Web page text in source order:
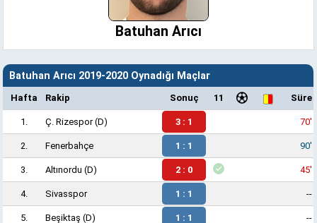
Batuhan Arıcı
Batuhan Arıcı 2019-2020 Oynadığı Maçlar
Hafta Rakip Sonuç 11 Süre
1. Ç. Rizespor(D) 3 : 1 70'
2. Fenerbahçe 1 : 1 90'
3. Altınordu (D) 2 : 0 45'
4. Sivasspor 1 : 1 --
5. Beşiktaş (D) 1 : 1 --